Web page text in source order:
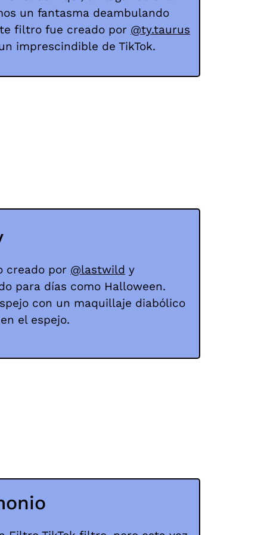
un fantasma deambulando
filtro fue creado por @ty.taurus
imprescindible de TikTok.
creado por @lastwild y
para días como Halloween.
con un maquillaje diabólico
el espejo.